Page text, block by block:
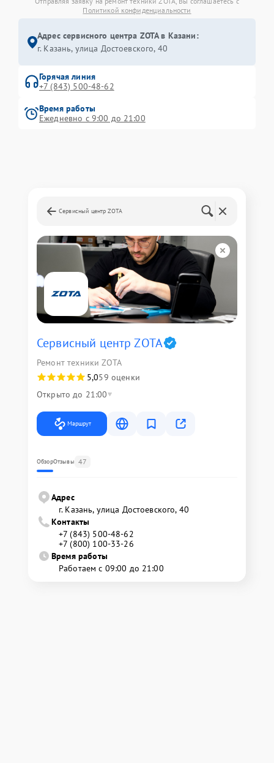
Политикой конфиденциальности
Адрес сервисного центра ZOTA в Казани:
г. Казань, улица Достоевского, 40
Горячая линия
+7 (843) 500-48-62
Время работы
Ежедневно с 9:00 до 21:00
Сервисный центр ZOTA
Сервисный центр ZOTA
Ремонт техники ZOTA
5,059 оценки
Открыто до 21:00
Маршрут
ОбзорОтзывы 47
Адрес
г. Казань, улица Достоевского, 40
Контакты
+7 (843) 500-48-62
+7 (800) 100-33-26
Время работы
Работаем с 09:00 до 21:00